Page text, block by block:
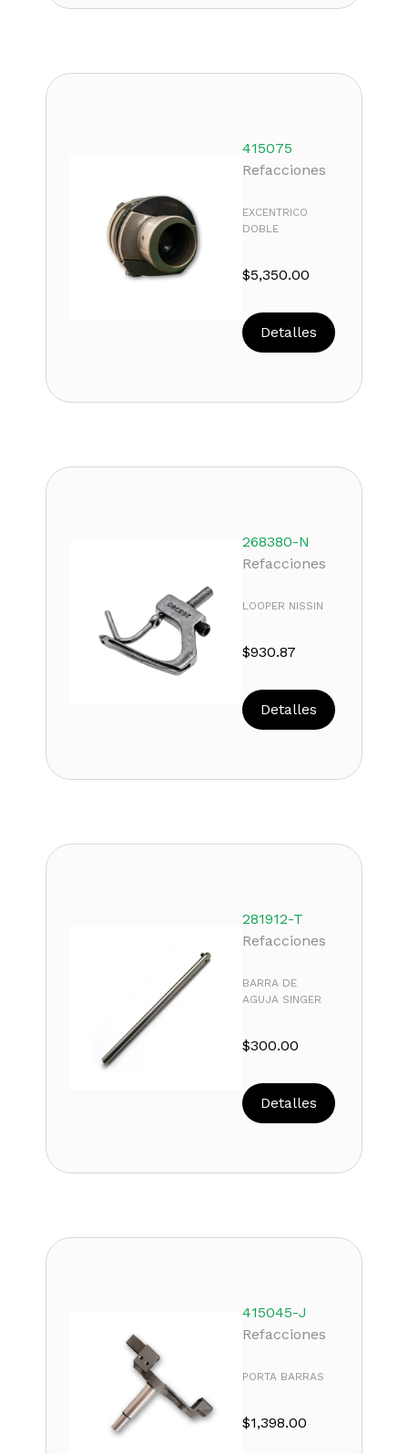
415075
Refacciones
EXCENTRICO
DOBLE
$5,350.00
Detalles
268380-N
Refacciones
LOOPER NISSIN
$930.87
Detalles
281912-T
Refacciones
BARRA DE
AGUJA SINGER
$300.00
Detalles
415045-J
Refacciones
PORTA BARRAS
$1,398.00